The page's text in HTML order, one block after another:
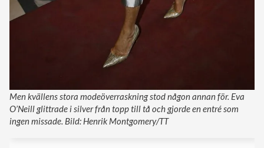
Men kvällens stora modeöverraskning stod någon annan för. Eva
O’Neill glittrade i silver från topp till tå och gjorde en entré som
ingen missade. Bild: Henrik Montgomery/TT